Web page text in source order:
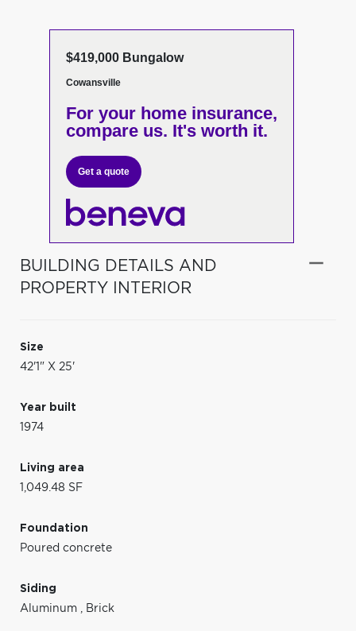
$419,000 Bungalow
Cowansville
For your home insurance,
compare us. It's worth it.
Get a quote
BUILDING DETAILS AND
PROPERTY INTERIOR
Size
42'1" X 25'
Year built
1974
Living area
1,049.48 SF
Foundation
Poured concrete
Siding
Aluminum , Brick